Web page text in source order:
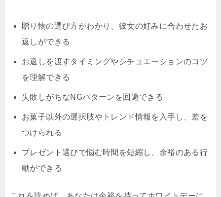
贈り物の選び方がわかり、彼女の好みに合わせたお
返しができる
お返しを渡すタイミングやシチュエーションのコツ
を理解できる
失敗しがちなNGパターンを回避できる
お菓子以外の選択肢やトレンド情報を入手し、差を
つけられる
プレゼント選びで悩む時間を短縮し、余裕のある行
動ができる